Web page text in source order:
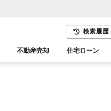
検索履歴
不動産売却 住宅ローン